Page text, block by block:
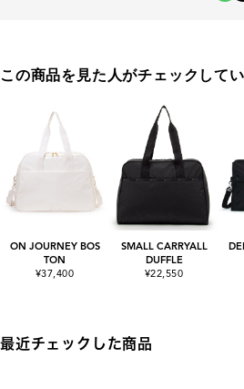
この商品を見た人がチェックして
ON JOURNEY BOS
TON
¥37,400
SMALL CARRYALL
DUFFLE
¥22,550
最近チェックした商品